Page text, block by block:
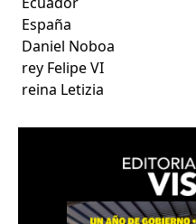
España
Daniel Noboa
rey Felipe VI
reina Letizia